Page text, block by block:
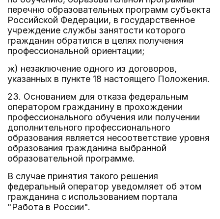
перечню образовательных программ субъекта
Российской Федерации, в государственное
учреждение службы занятости которого
гражданин обратился в целях получения
профессиональной ориентации;
ж) незаключение одного из договоров,
указанных в пункте 18 настоящего Положения.
23. Основанием для отказа федеральным
оператором гражданину в прохождении
профессионального обучения или получении
дополнительного профессионального
образования является несоответствие уровня
образования гражданина выбранной
образовательной программе.
В случае принятия такого решения
федеральный оператор уведомляет об этом
гражданина с использованием портала
"Работа в России".